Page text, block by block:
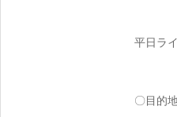
平日ラ
〇目的